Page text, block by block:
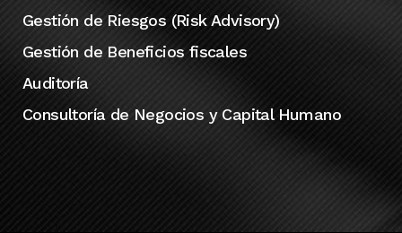
Gestión de Riesgos (Risk Advisory)
Gestión de Beneficios fiscales
Auditoría
Consultoría de Negocios y Capital Humano